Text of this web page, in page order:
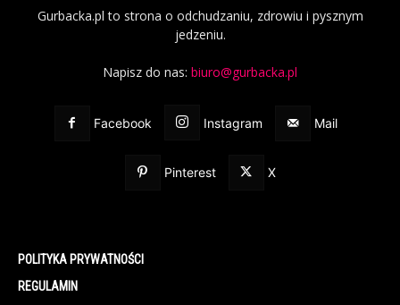
Gurbacka.pl to strona o odchudzaniu, zdrowiu i pysznym
jedzeniu.
Napisz do nas: biuro@gurbacka.pl
Facebook Instagram Mail
Pinterest X
POLITYKA PRYWATNOŚCI
REGULAMIN